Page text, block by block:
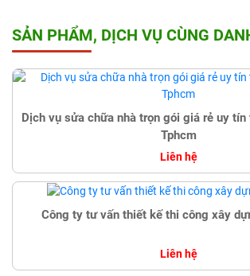
SẢN PHẨM, DỊCH VỤ CÙNG
Dịch vụ sửa chữa nhà trọn gói giá rẻ uy tín
Tphcm
Liên hệ
Công ty tư vấn thiết kế thi công xây
Liên hệ